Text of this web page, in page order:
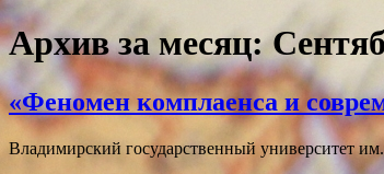
Архив за месяц:
«Феномен комплаенса и
Владимирский государственный университет